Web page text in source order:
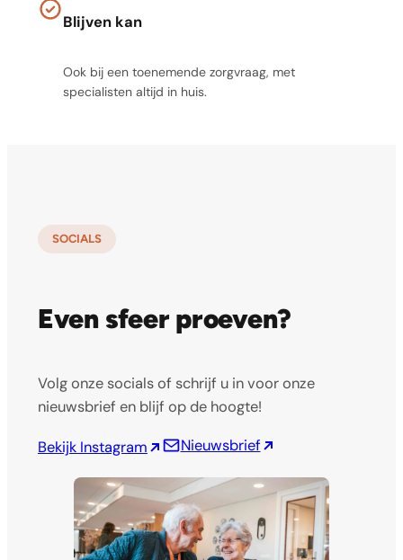
Blijven kan
Ook bij een toenemende zorgvraag, met
specialisten altijd in huis.
SOCIALS
Even sfeer proeven?
Volg onze socials of schrijf u in voor onze
nieuwsbrief en blijf op de hoogte!
Bekijk Instagram Nieuwsbrief